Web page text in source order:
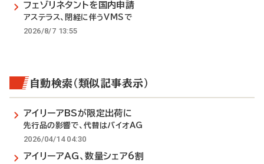
フェゾリネタントを国内申請
アステラス、閉経に伴うVMSで
2026/8/7 13:55
自動検索（類似記事表示）
アイリーアBSが限定出荷に
先行品の影響で、代替はバイオAG
2026/04/14 04:30
アイリーアAG、数量シェア6割